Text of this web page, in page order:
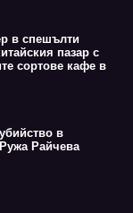
в спешълти
пазар с
сортове кафе в
в
Райчева